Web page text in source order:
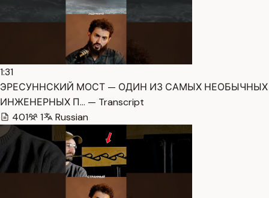
1:31
ЭРЕСУННСКИЙ МОСТ — ОДИН ИЗ САМЫХ НЕОБЫЧНЫХ
ИНЖЕНЕРНЫХ П… — Transcript
401
1 Russian